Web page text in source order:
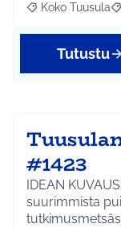
Rajaa tulokset
Koko Tuusula
Tutustu
#1423
IDEAN
suurimmista